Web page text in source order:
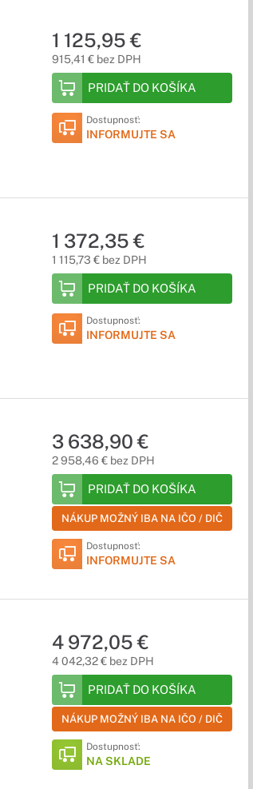
1 125,95 €
915,41 € bez DPH
PRIDAŤ DO KOŠÍKA
Dostupnosť:
INFORMUJTE SA
1 372,35 €
1 115,73 € bez DPH
PRIDAŤ DO KOŠÍKA
Dostupnosť:
INFORMUJTE SA
3 638,90 €
2 958,46 € bez DPH
PRIDAŤ DO KOŠÍKA
NÁKUP MOŽNÝ IBA NA IČO / DIČ
Dostupnosť:
INFORMUJTE SA
4 972,05 €
4 042,32 € bez DPH
PRIDAŤ DO KOŠÍKA
NÁKUP MOŽNÝ IBA NA IČO / DIČ
Dostupnosť:
NA SKLADE